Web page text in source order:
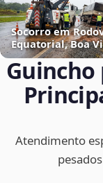
Socorro em
Equatorial, Boa
Guincho
Atendimento